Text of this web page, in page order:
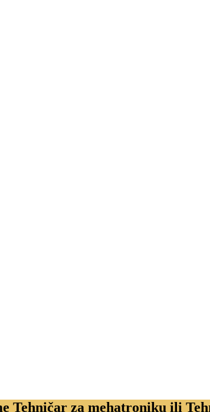
Tehničar za mehatroniku ili